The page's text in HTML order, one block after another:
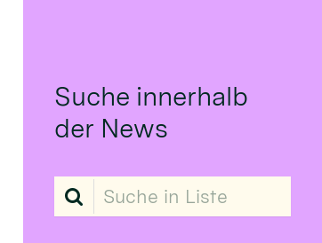
Suche innerhalb
der News
Suche in Liste